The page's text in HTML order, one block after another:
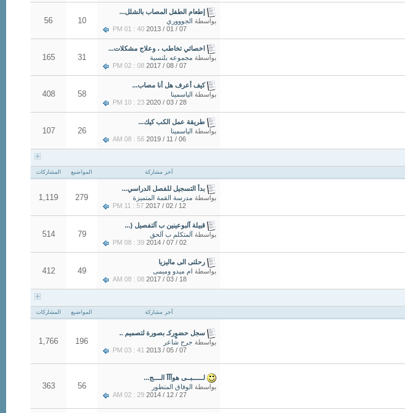
إطعام الطفل المصاب بالشلل...
بواسطة الجوووري
07 / 01 / 2013
40 : 01 PM
10
56
اخصائي تخاطب ، وعلاج مشكلات...
بواسطة مجموعه بلنسية
07 / 08 / 2017
08 : 02 PM
31
165
كيف أعرف هل أنا مصاب...
بواسطة الياسمينا
28 / 03 / 2020
23 : 10 PM
58
408
طريقة عمل الكب كيك...
بواسطة الياسمينا
06 / 11 / 2019
56 : 08 AM
26
107
آخر مشاركة المواضيع المشاركات
بدأ التسجيل للفصل الدراسي...
بواسطة مدرسة القمة المتميزة
12 / 02 / 2017
57 : 11 PM
279
1,119
قبيلة آلبوعينين ب آلتفصيل (...
بواسطة آلمتكلم ب آلحق
02 / 07 / 2014
39 : 08 PM
79
514
رحلتى الى ماليزيا
بواسطة ام ميدو وميمى
18 / 03 / 2017
08 : 08 AM
49
412
آخر مشاركة المواضيع المشاركات
سجل حضوٍركـ بصورة لتصميم ..
بواسطة جرح شاعر
07 / 05 / 2013
41 : 03 PM
196
1,766
لــــــبــى هوآآآ الــــج...
بواسطة الوفاق المتطور
27 / 12 / 2014
29 : 02 AM
56
363